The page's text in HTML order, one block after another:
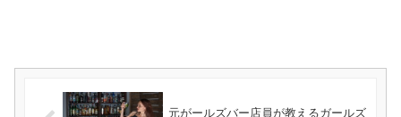
元がールズバー店員が教えるガールズ